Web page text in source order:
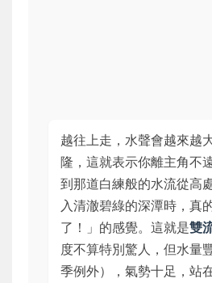
越往上走，水聲會越來越
隆，這就表示你離主角不
到那道白練般的水流從高
入清澈碧綠的深潭時，真
了！」的感覺。這就是雙
度不算特別驚人，但水量
季例外），氣勢十足，站